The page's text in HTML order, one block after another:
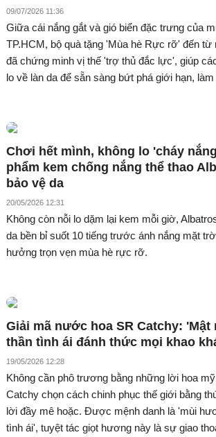
09/07/2026 11:36
Giữa cái nắng gắt và gió biển đặc trưng của
TP.HCM, bộ quà tặng 'Mùa hè Rực rỡ' đến từ
đã chứng minh vị thế 'trợ thủ đắc lực', giúp
lo về làn da để sẵn sàng bứt phá giới hạn,
Chơi hết mình, không lo 'cháy
phẩm kem chống nắng thể thao
bảo vệ da
20/05/2026 12:31
Không còn nỗi lo dặm lại kem mỗi giờ,
da bền bỉ suốt 10 tiếng trước ánh nắng mặt
hưởng trọn vẹn mùa hè rực rỡ.
Giải mã nước hoa SR Catchy: 'Mật
thần tình ái đánh thức mọi khao
19/05/2026 12:28
Không cần phô trương bằng những lời hoa
Catchy chọn cách chinh phục thế giới bằng
lời đầy mê hoặc. Được mệnh danh là 'mùi
tình ái', tuyệt tác giọt hương này là sự giao